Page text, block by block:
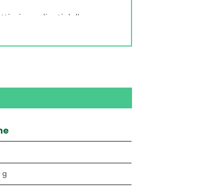
o ingredienti delle
g